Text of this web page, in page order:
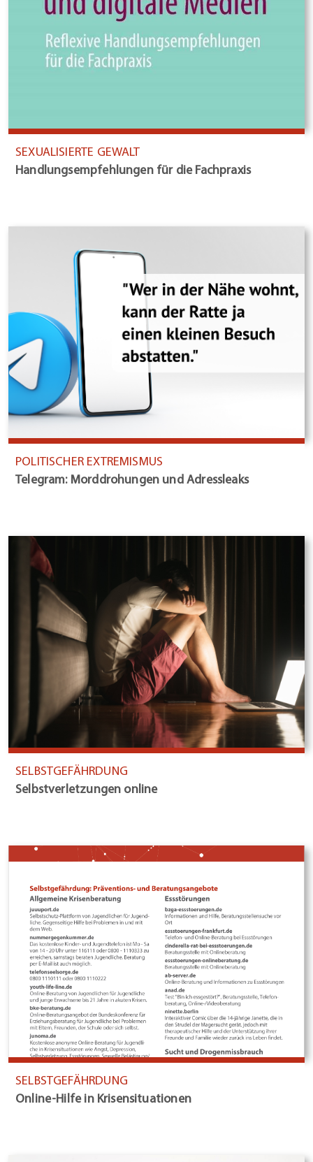
SEXUALISIERTE GEWALT
Handlungsempfehlungen für die Fachpraxis
POLITISCHER EXTREMISMUS
Telegram: Morddrohungen und Adressleaks
SELBSTGEFÄHRDUNG
Selbstverletzungen online
SELBSTGEFÄHRDUNG
Online-Hilfe in Krisensituationen